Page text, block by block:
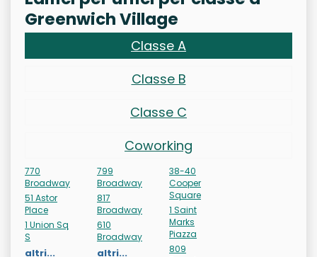
Greenwich Village
Classe A
Classe B
Classe C
Coworking
770
Broadway
51 Astor
Place
1 Union Sq
S
altri...
799
Broadway
817
Broadway
610
Broadway
altri...
38-40
Cooper
Square
1 Saint
Marks
Piazza
809